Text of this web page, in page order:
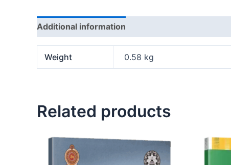
Additional information
Weight 0.58 kg
Related products